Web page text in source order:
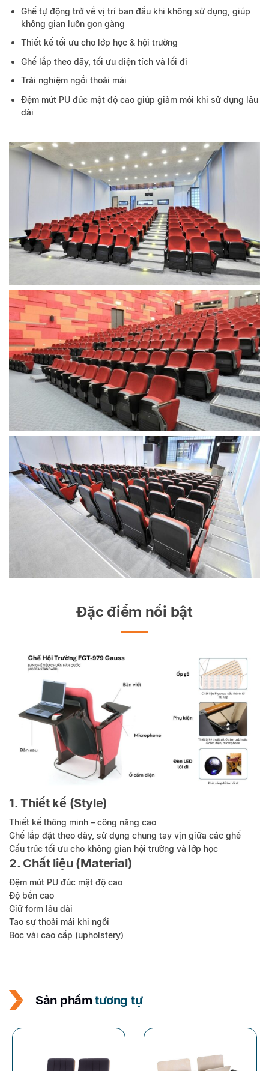
Ghế tự động trở về vị trí ban đầu khi không sử dụng, giúp
không gian luôn gọn gàng
Thiết kế tối ưu cho lớp học & hội trường
Ghế lắp theo dãy, tối ưu diện tích và lối đi
Trải nghiệm ngồi thoải mái
Đệm mút PU đúc mật độ cao giúp giảm mỏi khi sử dụng lâu
dài
Đặc điểm nổi bật
1. Thiết kế (Style)
Thiết kế thông minh – công năng cao
Ghế lắp đặt theo dãy, sử dụng chung tay vịn giữa các ghế
Cấu trúc tối ưu cho không gian hội trường và lớp học
2. Chất liệu (Material)
Đệm mút PU đúc mật độ cao
Độ bền cao
Giữ form lâu dài
Tạo sự thoải mái khi ngồi
Bọc vải cao cấp (upholstery)
Sản phẩmtương tự